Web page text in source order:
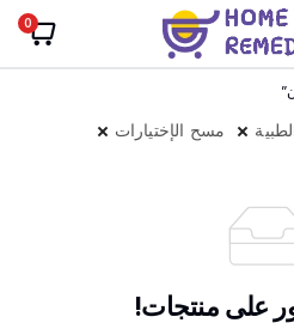
0
مسح الإختيارات
على منتجات!